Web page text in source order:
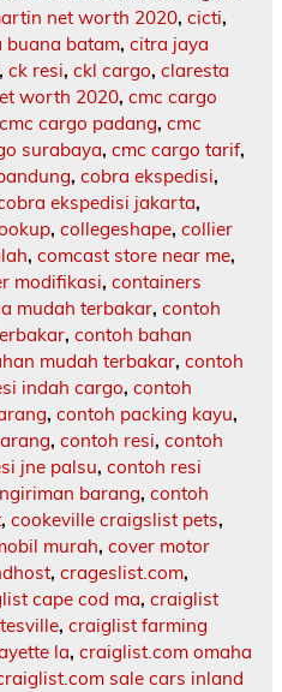
net worth 2020, cicti,
buana batam, citra jaya
, ck resi, ckl cargo, claresta
worth 2020, cmc cargo
cmc cargo padang, cmc
surabaya, cmc cargo tarif,
, cobra ekspedisi,
ekspedisi jakarta,
, collegeshape, collier
, comcast store near me,
modifikasi, containers
mudah terbakar, contoh
, contoh bahan
mudah terbakar, contoh
indah cargo, contoh
, contoh packing kayu,
, contoh resi, contoh
jne palsu, contoh resi
barang, contoh
, cookeville craigslist pets,
murah, cover motor
, crageslist.com,
cape cod ma, craiglist
, craiglist farming
la, craiglist.com omaha
sale cars inland